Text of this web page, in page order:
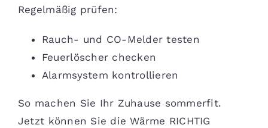
Regelmäßig prüfen:
Rauch- und CO-Melder testen
Feuerlöscher checken
Alarmsystem kontrollieren
So machen Sie Ihr Zuhause sommerfit.
Jetzt können Sie die Wärme RICHTIG